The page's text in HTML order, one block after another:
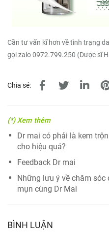
Cần tư vấn kĩ hơn về tình trạng
gọi zalo 0972.799.250 (Dược sĩ
Chia sẻ:
(*) Xem thêm
Dr mai có phải là kem
cho hiệu quả?
Feedback Dr mai
Những lưu ý về chăm
mụn cùng Dr Mai
BÌNH LUẬN